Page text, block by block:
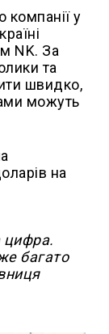
у
NK. За
та
швидко,
можуть
на
цифра.
багато